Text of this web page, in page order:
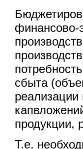
финансово-
сбыта
реализации
продукции,
Т.е.